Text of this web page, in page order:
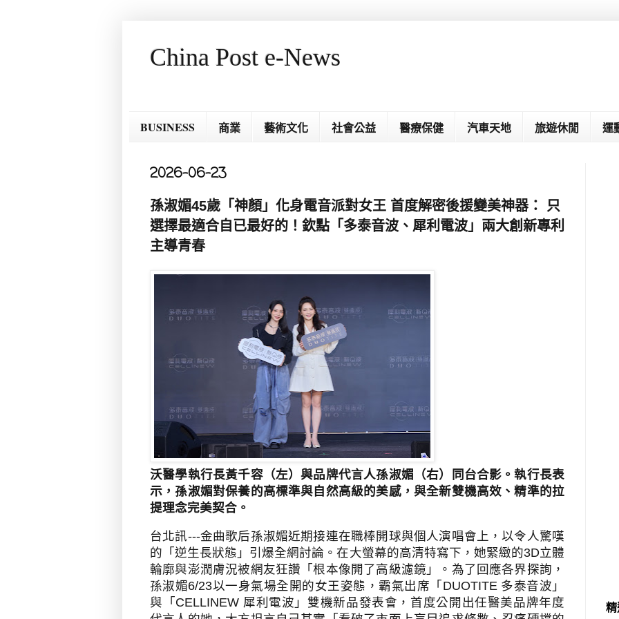
China Post e-News
BUSINESS 商業 藝術文化 社會公益 醫療保健 汽車天地 旅遊休閒 運
2026-06-23
孫淑媚45歲「神顏」化身電音派對女王 首度解密後援變美神器： 只
選擇最適合自已最好的！欽點「多泰音波、犀利電波」兩大創新專利
主導青春
沃醫學執行長黃千容（左）與品牌代言人孫淑媚（右）同台合影。執行長表
示，孫淑媚對保養的高標準與自然高級的美感，與全新雙機高效、精準的拉
提理念完美契合。
台北訊---金曲歌后孫淑媚近期接連在職棒開球與個人演唱會上，以令人驚嘆
的「逆生長狀態」引爆全網討論。在大螢幕的高清特寫下，她緊緻的3D立體
輪廓與澎潤膚況被網友狂讚「根本像開了高級濾鏡」。為了回應各界探詢，
孫淑媚6/23以一身氣場全開的女王姿態，霸氣出席「 DUOTITE 多泰音波」
與「 CELLINEW 犀利電波」雙機新品發表會，首度公開出任醫美品牌年度
精